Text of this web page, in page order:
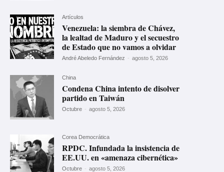
Artículos
Venezuela: la siembra de Chávez,
la lealtad de Maduro y el secuestro
de Estado que no vamos a olvidar
André Abeledo Fernández - agosto 5, 2026
China
Condena China intento de disolver
partido en Taiwán
Octubre - agosto 5, 2026
Corea Democrática
RPDC. Infundada la insistencia de
EE.UU. en «amenaza cibernética»
Octubre - agosto 5, 2026